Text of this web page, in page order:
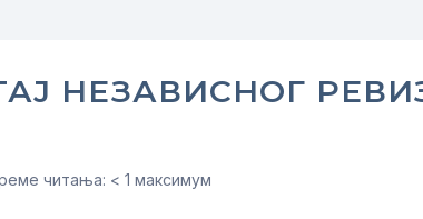
НЕЗАВИСНОГ
читања: < 1 максимум